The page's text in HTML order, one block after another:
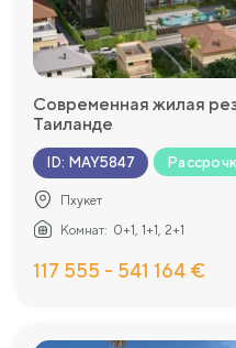
Современная жилая
Таиланде
ID: MAY5847
Пхукет
Комнат: 0+1, 1+1, 2+1
117 555 - 541 164 €